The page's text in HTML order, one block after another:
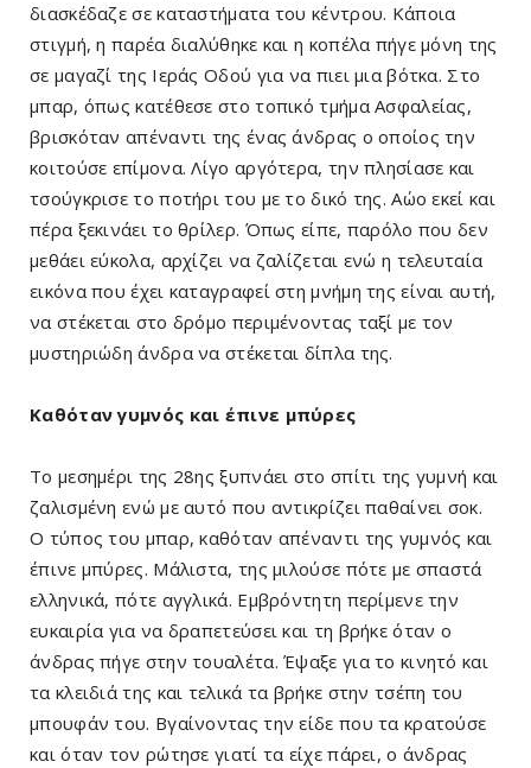
διασκέδαζε σε καταστήματα του κέντρου. Κάποια
στιγμή, η παρέα διαλύθηκε και η κοπέλα πήγε μόνη της
σε μαγαζί της Ιεράς Οδού για να πιει μια βότκα. Στο
μπαρ, όπως κατέθεσε στο τοπικό τμήμα Ασφαλείας,
βρισκόταν απέναντι της ένας άνδρας ο οποίος την
κοιτούσε επίμονα. Λίγο αργότερα, την πλησίασε και
τσούγκρισε το ποτήρι του με το δικό της. Αώο εκεί και
πέρα ξεκινάει το θρίλερ. Όπως είπε, παρόλο που δεν
μεθάει εύκολα, αρχίζει να ζαλίζεται ενώ η τελευταία
εικόνα που έχει καταγραφεί στη μνήμη της είναι αυτή,
να στέκεται στο δρόμο περιμένοντας ταξί με τον
μυστηριώδη άνδρα να στέκεται δίπλα της.
Καθόταν γυμνός και έπινε μπύρες
Το μεσημέρι της 28ης ξυπνάει στο σπίτι της γυμνή και
ζαλισμένη ενώ με αυτό που αντικρίζει παθαίνει σοκ.
Ο τύπος του μπαρ, καθόταν απέναντι της γυμνός και
έπινε μπύρες. Μάλιστα, της μιλούσε πότε με σπαστά
ελληνικά, πότε αγγλικά. Εμβρόντητη περίμενε την
ευκαιρία για να δραπετεύσει και τη βρήκε όταν ο
άνδρας πήγε στην τουαλέτα. Έψαξε για το κινητό και
τα κλειδιά της και τελικά τα βρήκε στην τσέπη του
μπουφάν του. Βγαίνοντας την είδε που τα κρατούσε
και όταν τον ρώτησε γιατί τα είχε πάρει, ο άνδρας